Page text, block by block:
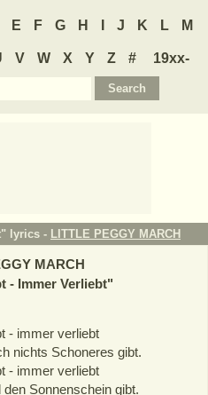
E F G H J K L M
V W X Y Z #
19xx-
lyrics - LITTLE PEGGY MARCH
MARCH
- Immer Verliebt"
- immer verliebt
nichts Schoneres gibt.
- immer verliebt
Sonnenschein gibt.